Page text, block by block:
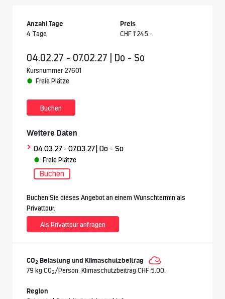
Anzahl Tage
4 Tage
Preis
CHF 1’245.-
04.02.27 - 07.02.27 | Do - So
Kursnummer 27601
Freie Plätze
Buchen
Weitere Daten
> 04.03.27- 07.03.27| Do - So
Freie Plätze
Buchen
Buchen Sie dieses Angebot an einem Wunschtermin als
Privattour.
Als Privattour anfragen
CO2 Belastung und Klimaschutzbeitrag
79 kg CO2/Person. Klimaschutzbeitrag CHF 5.00.
Region